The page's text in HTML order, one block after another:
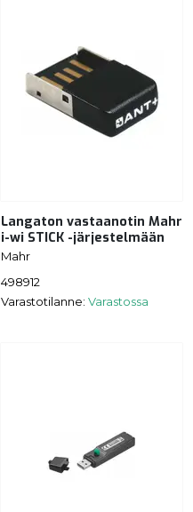
Langaton vastaanotin Mahr
i-wi STICK -järjestelmään
Mahr
498912
Varastotilanne: Varastossa